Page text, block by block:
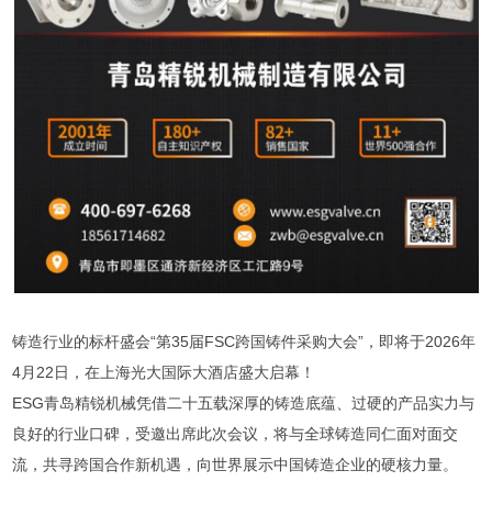
铸造行业的标杆盛会“第35届FSC跨国铸件采购大会”，即将于2026年
4月22日，在上海光大国际大酒店盛大启幕！
ESG青岛精锐机械凭借二十五载深厚的铸造底蕴、过硬的产品实力与
良好的行业口碑，受邀出席此次会议，将与全球铸造同仁面对面交
流，共寻跨国合作新机遇，向世界展示中国铸造企业的硬核力量。